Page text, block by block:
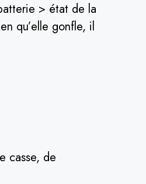
> état de la
qu’elle gonfle, il
casse, de